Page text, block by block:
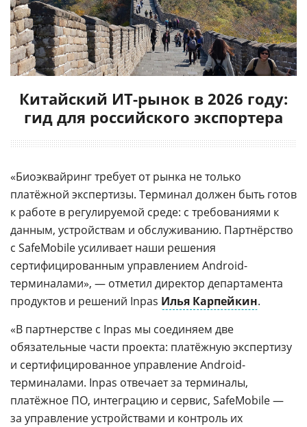
Китайский ИТ-рынок в 2026 году:
гид для российского экспортера
«Биоэквайринг требует от рынка не только
платёжной экспертизы. Терминал должен быть готов
к работе в регулируемой среде: с требованиями к
данным, устройствам и обслуживанию. Партнёрство
с SafeMobile усиливает наши решения
сертифицированным управлением Android-
терминалами», — отметил директор департамента
продуктов и решений Inpas Илья Карпейкин.
«В партнерстве с Inpas мы соединяем две
обязательные части проекта: платёжную экспертизу
и сертифицированное управление Android-
терминалами. Inpas отвечает за терминалы,
платёжное ПО, интеграцию и сервис, SafeMobile —
за управление устройствами и контроль их